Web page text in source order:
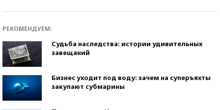
РЕКОМЕНДУЕМ:
Судьба наследства: истории удивительных
завещаний
Бизнес уходит под воду: зачем на суперъяхты
закупают субмарины